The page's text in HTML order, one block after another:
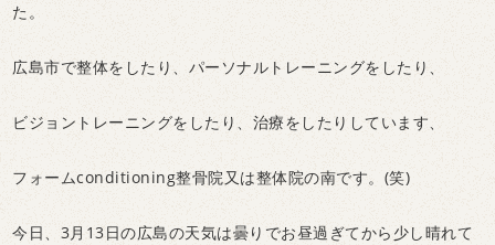
た。
広島市で整体をしたり、パーソナルトレーニングをしたり、
ビジョントレーニングをしたり、治療をしたりしています、
フォームconditioning整骨院又は整体院の南です。(笑)
今日、3月13日の広島の天気は曇りでお昼過ぎてから少し晴れて